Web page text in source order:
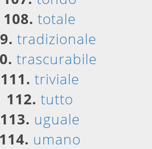
108. totale
tradizionale
trascurabile
111. triviale
112. tutto
113. uguale
114. umano